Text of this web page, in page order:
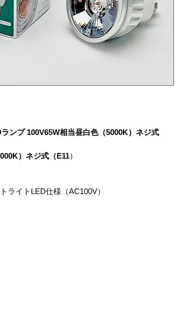
ンプ 100V65W相当昼白色（5000K）ネジ式
）ネジ式（E11）
ライトLED仕様（AC100V）